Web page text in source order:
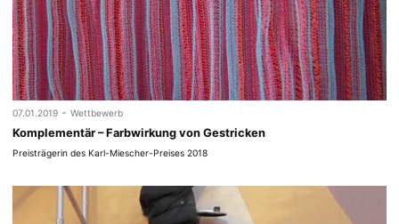
07.01.2019 - Wettbewerb
Komplementär – Farbwirkung von Gestricken
Preisträgerin des Karl-Miescher-Preises 2018